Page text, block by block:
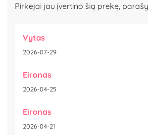
Pirkėjai jau įvertino šią prekę,
Vytas
2026-07-29
Eironas
2026-04-25
Eironas
2026-04-21